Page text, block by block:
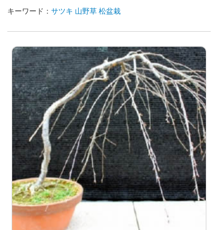
キーワード： サツキ 山野草 松盆栽